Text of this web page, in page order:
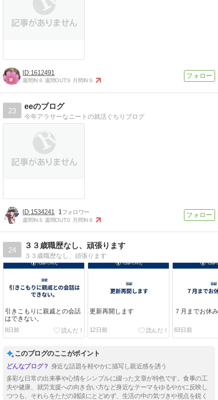
1612491
週間IN:6 週間OUT:9 月間IN:6
23
eeのブログ
今年アラサーなニートの就活ぐちりブログ
1534241 1
週間IN:6 週間OUT:0 月間IN:6
24
３３歳職歴なし、頑張ります
３３歳職歴なし、頑張ります
引きこもりに親戚との会話
はできない。
8日前
更新再開します
12日前
７月までお休
63日前
このブログのここがポイント
身近な話題を軽やかに描写し親近感を誘う
多彩な日常の出来事や心情をシンプルに綴った文章が特色です。食事の工
夫や健康、就労支援への向き合い方など身近なテーマをゆるやかに反映し
つつも、それらをただの雑談にとどめず、生活の中の気づきや視点を鋭く